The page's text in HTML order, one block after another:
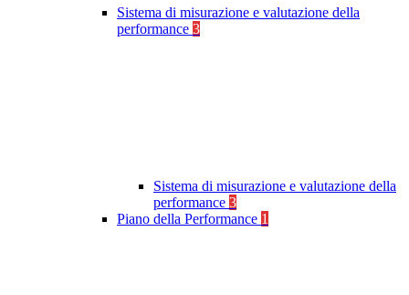
Sistema di misurazione e valutazione della
performance 3
Sistema di misurazione e valutazione della
performance 3
Piano della Performance 1